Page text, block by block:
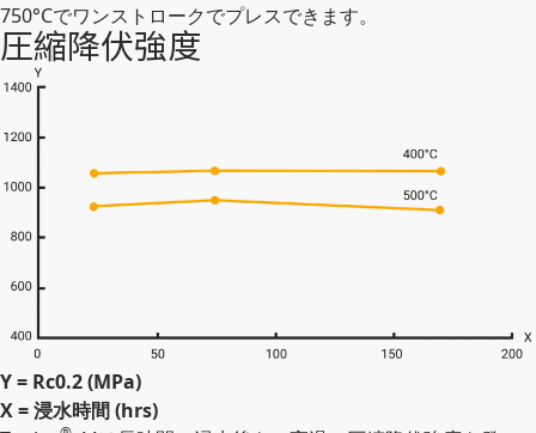
750°Cでワンストロークでプレスできます。
圧縮降伏強度
Y = Rc0.2 (MPa)
X = 浸水時間 (hrs)